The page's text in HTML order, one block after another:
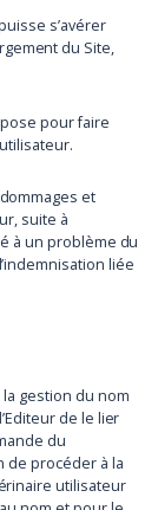
s’avérer
du Site,
pour faire
et
suite à
à un problème du
liée
gestion du nom
de le lier
du
de procéder à la
utilisateur